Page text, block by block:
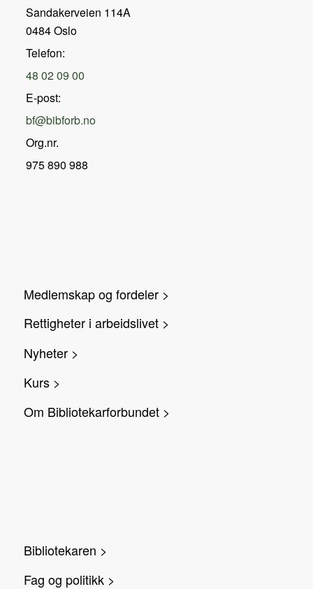
Sandakerveien 114A
0484 Oslo
Telefon:
48 02 09 00
E-post:
bf@bibforb.no
Org.nr.
975 890 988
Medlemskap og fordeler >
Rettigheter i arbeidslivet >
Nyheter >
Kurs >
Om Bibliotekarforbundet >
Bibliotekaren >
Fag og politikk >